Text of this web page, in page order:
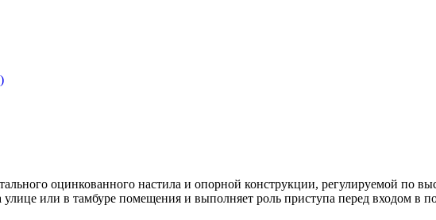
оцинкованного настила и опорной конструкции, регулируемой по
улице или в тамбуре помещения и выполняет роль приступа перед входом в